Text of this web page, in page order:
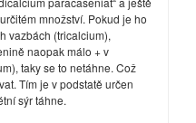
množství. Pokud je ho
vazbách (tricalcium),
naopak málo + v
taky se to netáhne. Což
Tím je v podstatě určen
sýr táhne.